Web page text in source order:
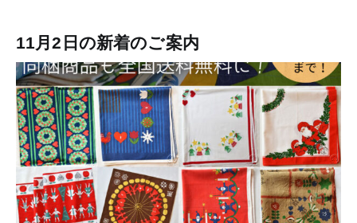
11月2日の新着のご案内